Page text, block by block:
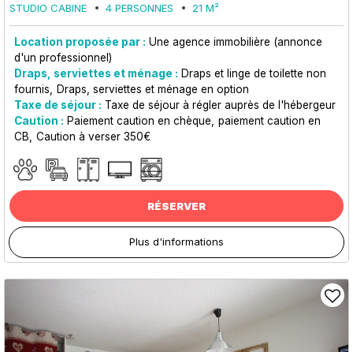
STUDIO CABINE
4 PERSONNES 21 M²
Location proposée par : Une agence immobilière (annonce
d'un professionnel)
Draps, serviettes et ménage : Draps et linge de toilette non
fournis
Draps, serviettes et ménage en option
Taxe de séjour : Taxe de séjour à régler auprès de l'hébergeur
Caution : Paiement caution en chèque
paiement caution en
CB
Caution à verser 350€
RÉSERVER
Plus d'informations